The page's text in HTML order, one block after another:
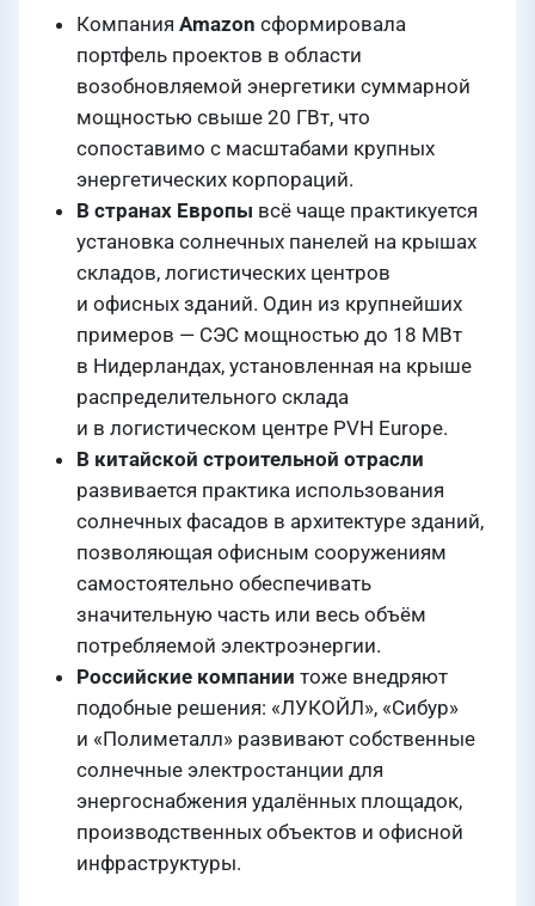
Компания Amazon сформировала
портфель проектов в области
возобновляемой энергетики суммарной
мощностью свыше 20 ГВт, что
сопоставимо с масштабами крупных
энергетических корпораций.
В странах Европы всё чаще практикуется
установка солнечных панелей на крышах
складов, логистических центров
и офисных зданий. Один из крупнейших
примеров — СЭС мощностью до 18 МВт
в Нидерландах, установленная на крыше
распределительного склада
и в логистическом центре PVH Europe.
В китайской строительной отрасли
развивается практика использования
солнечных фасадов в архитектуре зданий,
позволяющая офисным сооружениям
самостоятельно обеспечивать
значительную часть или весь объём
потребляемой электроэнергии.
Российские компании тоже внедряют
подобные решения: «ЛУКОЙЛ», «Сибур»
и «Полиметалл» развивают собственные
солнечные электростанции для
энергоснабжения удалённых площадок,
производственных объектов и офисной
инфраструктуры.